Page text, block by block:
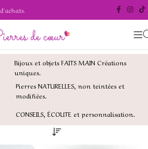
d'achats.
Bijoux et objets FAITS MAIN Créations
uniques.
Pierres NATURELLES, non teintées et
modifiées.
CONSEILS, ÉCOUTE et personnalisation.